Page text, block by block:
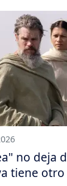
no deja
tiene